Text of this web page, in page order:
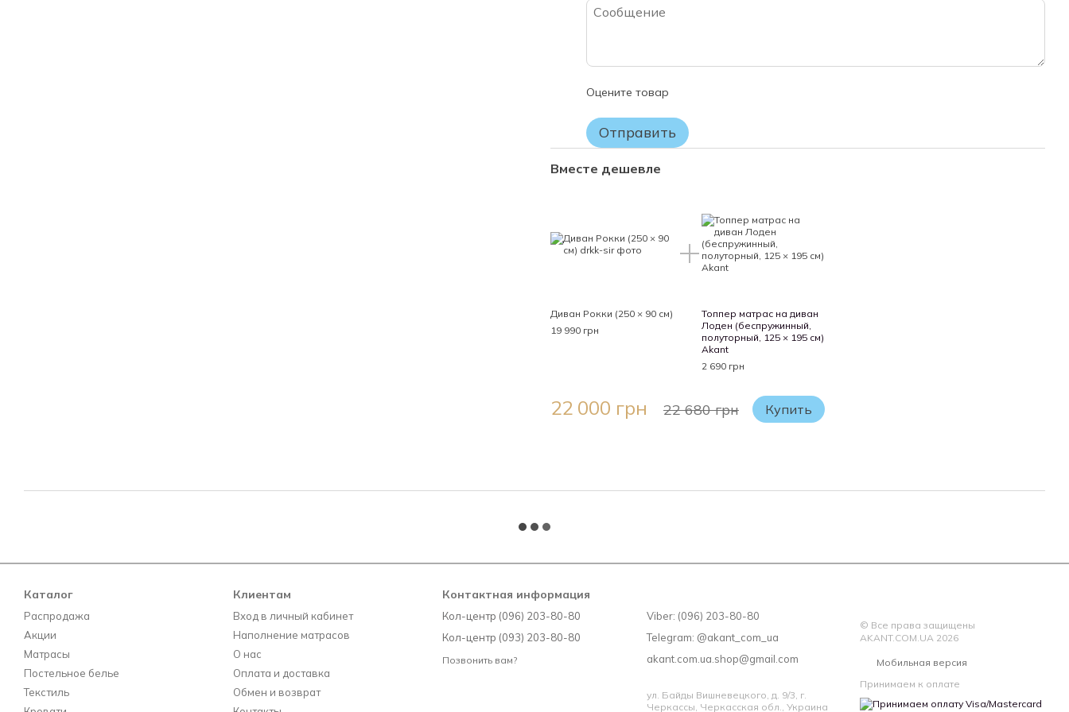
момента продажи. Мы обязуемся возместить любые дефекты, возникшие вследствие
ВНИМАНИЕ!
Вашему заказу.
Если Вы не уверены в выборе матраса – не распаковывайте его, поскольку после снятия
заводской упаковки матрас считается таким, какой был в использовании и ВОЗВРАТУ
Оцените товар
Отправить
Вместе дешевле
Диван Рокки (250 × 90 см)
19 990 грн
Топпер матрас на диван
Лоден (беспружинный,
полуторный, 125 × 195 см)
Akant
2 690 грн
22 000 грн 22 680 грн Купить
Каталог
Распродажа
Акции
Матрасы
Постельное белье
Текстиль
Клиентам
Вход в личный кабинет
Наполнение матрасов
О нас
Оплата и доставка
Обмен и возврат
Контактная информация
Кол-центр (096) 203-80-80
Кол-центр (093) 203-80-80
Позвонить вам?
Viber: (096) 203-80-80
Telegram: @akant_com_ua
akant.com.ua.shop@gmail.com
ул. Байды Вишневецкого, д. 9/3, г.
Черкассы, Черкасская обл., Украина
© Все права защищены
AKANT.COM.UA 2026
Мобильная версия
Принимаем к оплате